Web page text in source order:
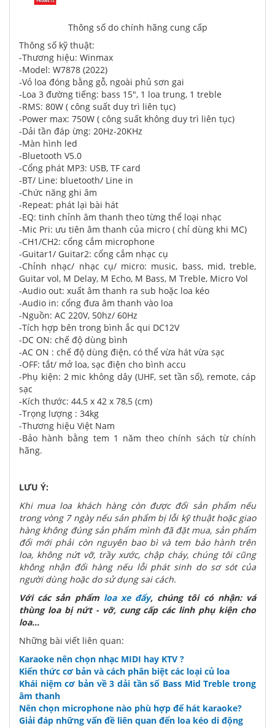
Thông số do chính hãng cung cấp
Thông số kỹ thuật:
-Thương hiệu: Winmax
-Model: W7878 (2022)
-Vỏ loa đóng bằng gỗ, ngoài phủ sơn gai
-Loa 3 đường tiếng: bass 15", 1 loa trung, 1 treble
-RMS: 80W ( công suất duy trì liên tục)
-Power max: 750W ( công suất không duy trì liên tục)
-Dải tần đáp ừng: 20Hz-20KHz
-Màn hình led
-Bluetooth V5.0
-Cổng phát MP3: USB, TF card
-BT/ Line: bluetooth/ Line in
-Chức năng ghi âm
-Repeat: phát lại bài hát
-EQ: tinh chỉnh âm thanh theo từng thể loại nhạc
-Mic Pri: ưu tiên âm thanh của micro ( chỉ dùng khi MC)
-CH1/CH2: cổng cắm microphone
-Guitar1/ Guitar2: cổng cắm nhạc cụ
-Chỉnh nhạc/ nhạc cụ/ micro: music, bass, mid, treble,
Guitar vol, M Delay, M Echo, M Bass, M Treble, Micro Vol
-Audio out: xuất âm thanh ra sub hoặc loa kéo
-Audio in: cổng đưa âm thanh vào loa
-Nguồn: AC 220V, 50hz/ 60Hz
-Tích hợp bên trong bình ắc qui DC12V
-DC ON: chế độ dùng bình
-AC ON : chế độ dùng điện, có thể vừa hát vừa sạc
-OFF: tắt/ mở loa, sạc điện cho bình accu
-Phụ kiện: 2 mic không dây (UHF, set tần số), remote, cáp
sạc
-Kích thước: 44,5 x 42 x 78,5 (cm)
-Trọng lượng : 34kg
-Thương hiệu Việt Nam
-Bảo hành bằng tem 1 năm theo chính sách từ chính
hãng.
LƯU Ý:
Khi mua loa khách hàng còn được đổi sản phẩm nếu
trong vòng 7 ngày nếu sản phẩm bị lỗi kỹ thuật hoặc giao
hàng không đúng sản phẩm mình đã đặt mua, sản phẩm
đổi mới phải còn nguyên bao bì và tem bảo hành trên
loa, không nứt vỡ, trầy xước, chập cháy, chúng tôi cũng
không nhận đổi hàng nếu lỗi phát sinh do sơ sót của
người dùng hoặc do sử dụng sai cách.
Với các sản phẩm loa xe đẩy, chúng tôi có nhận: vá
thùng loa bị nứt - vỡ, cung cấp các linh phụ kiện cho
loa...
Những bài viết liên quan:
Karaoke nên chọn nhạc MIDI hay KTV ?
Kiến thức cơ bản và cách phân biệt các loại củ loa
Khái niệm cơ bản về 3 dải tần số Bass Mid Treble trong
âm thanh
Nên chọn microphone nào phù hợp để hát karaoke?
Giải đáp những vấn đề liên quan đến loa kéo di động